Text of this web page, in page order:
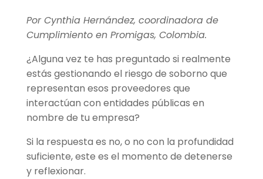
Por Cynthia Hernández, coordinadora de
Cumplimiento en Promigas, Colombia.
¿Alguna vez te has preguntado si realmente
estás gestionando el riesgo de soborno que
representan esos proveedores que
interactúan con entidades públicas en
nombre de tu empresa?
Si la respuesta es no, o no con la profundidad
suficiente, este es el momento de detenerse
y reflexionar.